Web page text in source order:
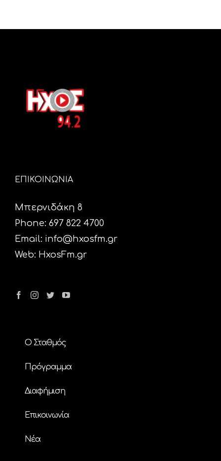
ΕΠΙΚΟΙΝΩΝΙΑ
Μπερνιδάκη 8
Phone: 697 822 4700
Email: info@hxosfm.gr
Web: HxosFm.gr
Ο Σταθμός
Πρόγραμμα
Διαφήμιση
Επικοινωνία
Nέα